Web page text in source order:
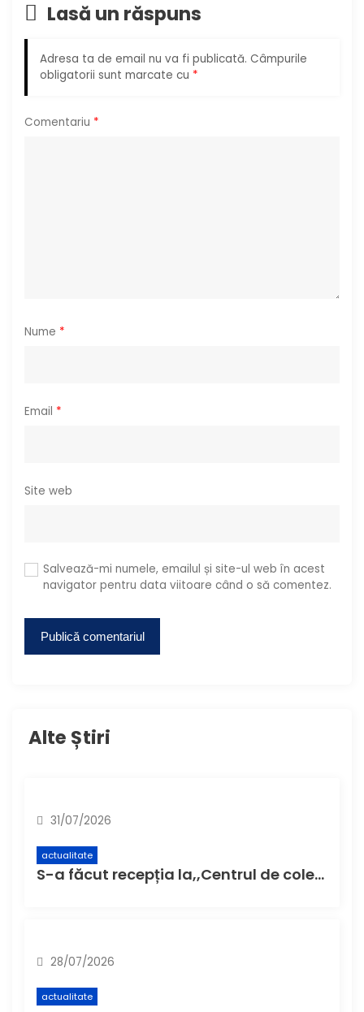
î
a
r
e
Lasă un răspuns
Adresa ta de email nu va fi publicată. Câmpurile
obligatorii sunt marcate cu *
Comentariu *
Nume *
Email *
Site web
Salvează-mi numele, emailul și site-ul web în acest
navigator pentru data viitoare când o să comentez.
Alte Știri
31/07/2026
actualitate
S-a făcut recepția la,,Centrul de colectare cu aport voluntar” (CAV), unde buzoienii pot aduce deșeuri care nu încap în pubela de acasă
28/07/2026
actualitate